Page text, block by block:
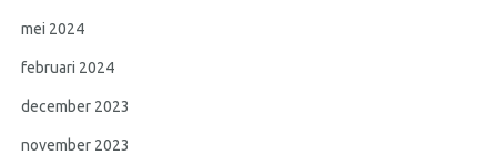
mei 2024
februari 2024
december 2023
november 2023